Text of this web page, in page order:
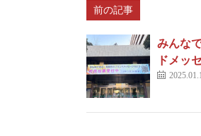
前の記事
みんな
ドメッ